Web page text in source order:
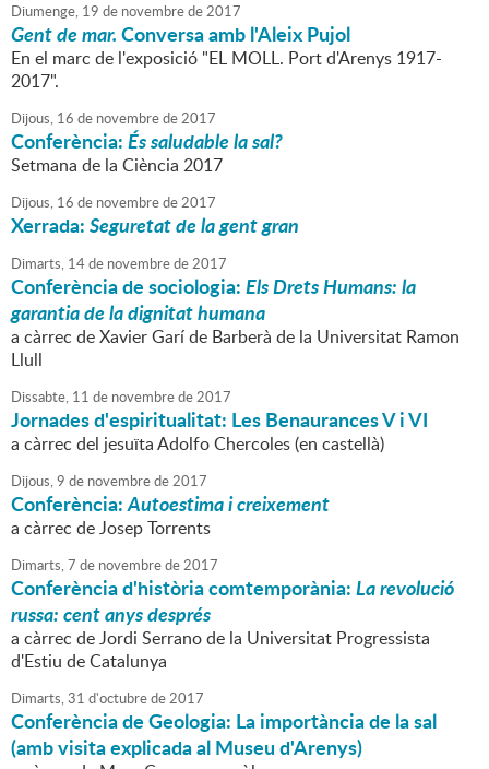
Diumenge, 19 de novembrede2017
Gent de mar.Conversa amb l'Aleix Pujol
En el marc de l'exposició "EL MOLL. Port d'Arenys 1917-
2017".
Dijous, 16 de novembrede2017
Conferència:És saludable la sal?
Setmana de la Ciència 2017
Dijous, 16 de novembrede2017
Xerrada:Seguretat de la gent gran
Dimarts, 14de novembrede2017
Conferència de sociologia:Els Drets Humans: la
garantia de la dignitat humana
a càrrec de Xavier Garí de Barberà de la Universitat Ramon
Llull
Dissabte, 11 de novembrede2017
Jornades d'espiritualitat: Les Benaurances V i VI
a càrrec del jesuïta Adolfo Chercoles (en castellà)
Dijous,9 de novembrede2017
Conferència:Autoestima i creixement
a càrrec de Josep Torrents
Dimarts,7 de novembrede2017
Conferència d'història comtemporània:La revolució
russa: cent anys després
a càrrec de Jordi Serrano de la Universitat Progressista
d'Estiu de Catalunya
Dimarts,31 d'octubrede2017
Conferència de Geologia: La importància de la sal
(amb visita explicada al Museu d'Arenys)